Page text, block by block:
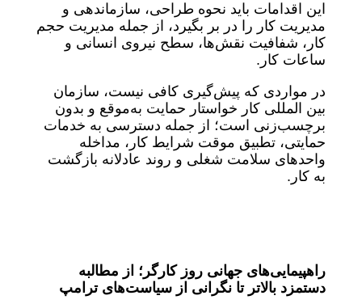
این اقدامات باید نحوه طراحی، سازماندهی و
مدیریت کار را در بر بگیرد، از جمله مدیریت حجم
کار، شفافیت نقش‌ها، سطح نیروی انسانی و
ساعات کار.
در مواردی که پیش‌گیری کافی نیست، سازمان
بین المللی کار خواستار حمایت به‌موقع و بدون
برچسب‌زنی است؛ از جمله دسترسی به خدمات
حمایتی، تطبیق موقت شرایط کار، مداخله
واحدهای سلامت شغلی و روند عادلانه بازگشت
به کار.
راهپیمایی‌های جهانی روز کارگر؛ از مطالبه
دستمزد بالاتر تا نگرانی از سیاست‌های ترامپ